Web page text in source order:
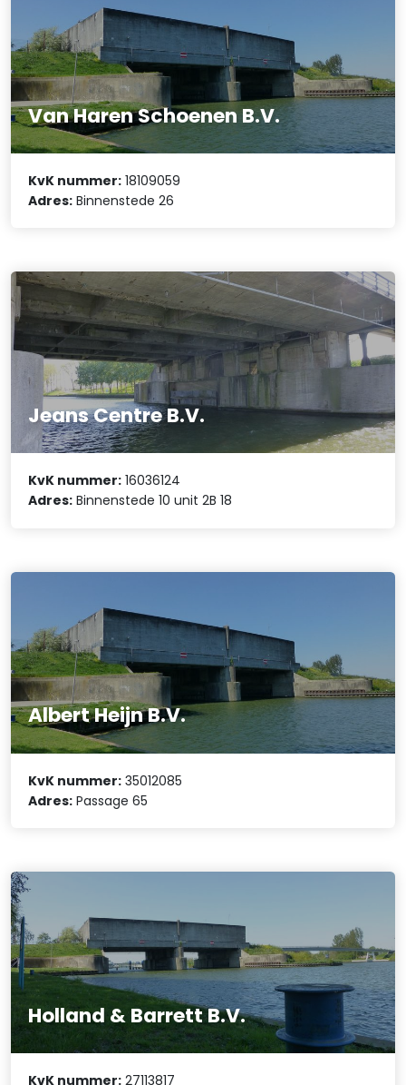
Van Haren Schoenen B.V.
KvK nummer: 18109059
Adres: Binnenstede 26
Jeans Centre B.V.
KvK nummer: 16036124
Adres: Binnenstede 10 unit 2B 18
Albert Heijn B.V.
KvK nummer: 35012085
Adres: Passage 65
Holland & Barrett B.V.
KvK nummer: 27113817